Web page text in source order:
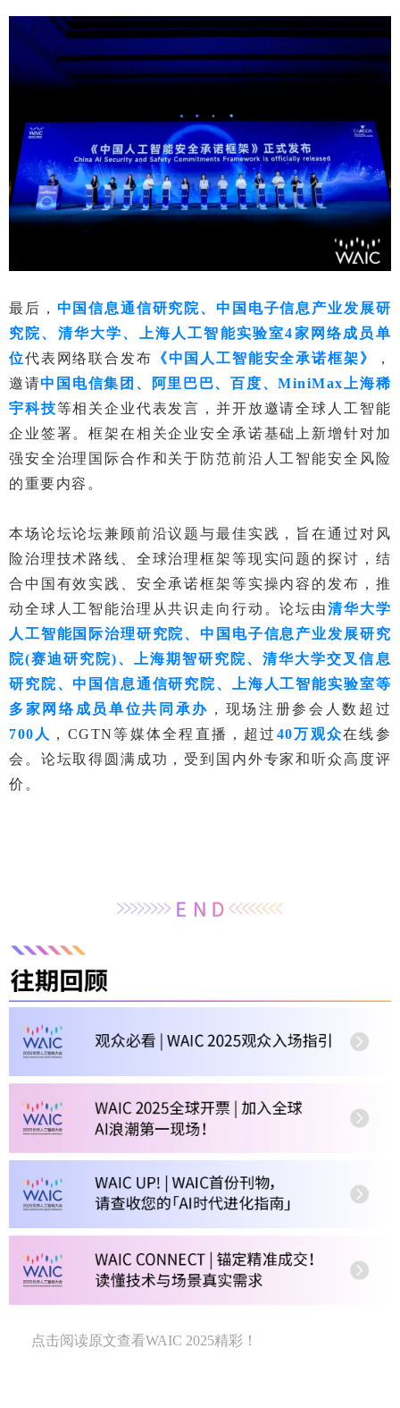
最后， 中国信息通信研究院、中国电子信息产业发展研
究院、清华大学、上海人工智能实验室4家网络成员单
位代表网络联合发布 《中国人工智能安全承诺框架》
，
邀请中国电信集团、阿里巴巴、百度、MiniMax上海稀
宇科技等相关企业代表发言，并开放邀请全球人工智能
企业签署。框架在相关企业安全承诺基础上新增针对加
强安全治理国际合作和关于防范前沿人工智能安全风险
的重要内容。
本场论坛论坛兼顾前沿议题与最佳实践，旨在通过对风
险治理技术路线、全球治理框架等现实问题的探讨，结
合中国有效实践、安全承诺框架等实操内容的发布，推
动全球人工智能治理从共识走向行动。论坛由清华大学
人工智能国际治理研究院、中国电子信息产业发展研究
院(赛迪研究院)、上海期智研究院、清华大学交叉信息
研究院、中国信息通信研究院、上海人工智能实验室等
多家网络成员单位共同承办 ，现场注册参会人数超过
700人
，CGTN等媒体全程直播，超过 40万观众在线参
会。论坛取得圆满成功，受到国内外专家和听众高度评
价。
点击阅读原文查看WAIC 2025精彩！